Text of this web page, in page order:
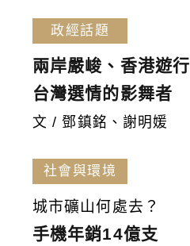
政經話題
兩岸嚴峻、香港遊行
台灣選情的影舞者
文 / 鄧鎮銘、謝明媛
社會與環境
城市礦山何處去？
手機年銷14億支